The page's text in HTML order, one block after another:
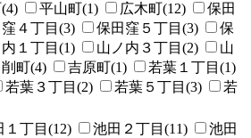
平山町(1) 広木町(12)
保田
４丁目(3) 保田窪５丁目(3)
保
１丁目(1) 山ノ内３丁目(2)
山
町(4) 吉原町(1)
若葉１丁目(1)
若葉３丁目(2) 若葉５丁目(3)
若
１丁目(12) 池田２丁目(11)
池田